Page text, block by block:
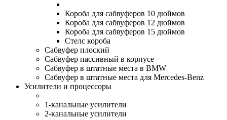
Короба для сабвуферов 10 дюймов
Короба для сабвуферов 12 дюймов
Короба для сабвуферов 15 дюймов
Стелс короба
Cабвуфер плоский
Сабвуфер пассивный в корпусе
Сабвуфер в штатные места в BMW
Сабвуфер в штатные места для Mercedes-Benz
Усилители и процессоры
1-канальные усилители
2-канальные усилители